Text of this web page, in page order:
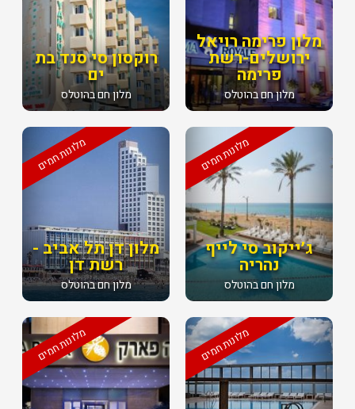
רוקסון סי סנד בת
ים
מלון חם בהוטלס
מלון פרימה רויאל
ירושלים-רשת
פרימה
מלון חם בהוטלס
מלונות חמים
מלון דן תל אביב -
רשת דן
מלון חם בהוטלס
מלונות חמים
ג׳ייקוב סי לייף
נהריה
מלון חם בהוטלס
מלונות חמים מלונות חמים